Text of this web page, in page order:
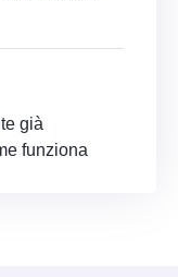
già
funziona